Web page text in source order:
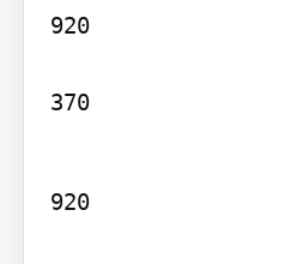
920
370
920